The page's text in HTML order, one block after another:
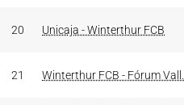
20 Unicaja - Winterthur FCB
21 Winterthur FCB - Fórum Vall.